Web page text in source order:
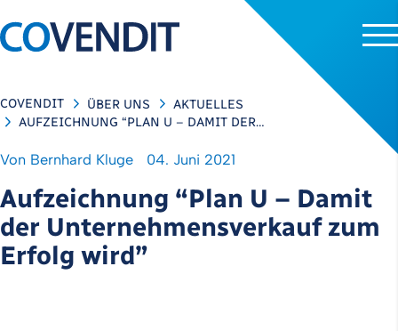
COVENDIT ÜBER UNS
AKTUELLES
AUFZEICHNUNG “PLAN U – DAMIT DER…
Von Bernhard Kluge 04. Juni 2021
Aufzeichnung “Plan U – Damit
der Unternehmensverkauf zum
Erfolg wird”